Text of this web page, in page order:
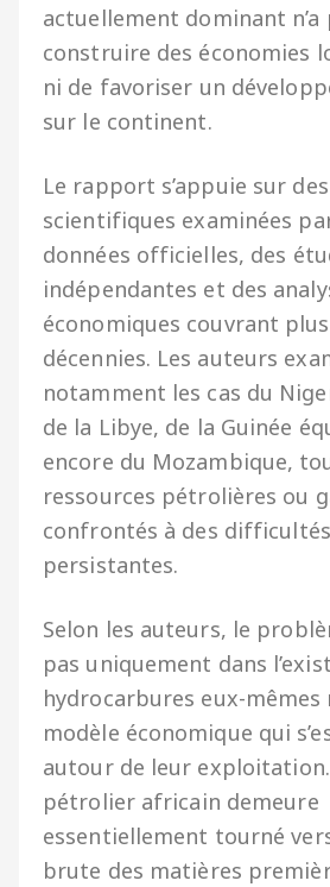
actuellement dominant n’a
construire des économies
ni de favoriser un
sur le continent.
Le rapport s’appuie sur
scientifiques examinées
données officielles, des
indépendantes et des
économiques couvrant
décennies. Les auteurs
notamment les cas du
de la Libye, de la Guinée
encore du Mozambique,
ressources pétrolières ou
confrontés à des
persistantes.
Selon les auteurs, le
pas uniquement dans
hydrocarbures eux-mêmes
modèle économique qui
autour de leur
pétrolier africain demeure
essentiellement tourné
brute des matières